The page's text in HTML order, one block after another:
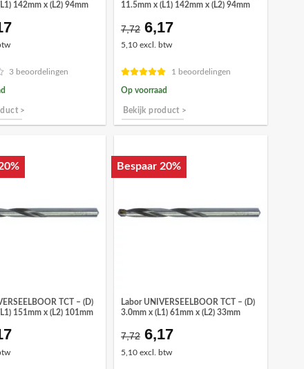
142mm x (L2) 94mm
Huidige
€6,17.
3 beoordelingen
>
11.5mm x (L1) 142mm x (L2) 94mm
7,72 Oorspronkelijke
prijs
€7,72.
6,17Huidige
€6,17.
5,10 excl. btw
1 beoordelingen
Op voorraad
Bekijk product >
TCT – (D)
151mm x (L2) 101mm
Huidige
Bespaar 20%
Labor UNIVERSEELBOOR TCT – (D)
3.0mm x (L1) 61mm x (L2) 33mm
7,72 Oorspronkelijke
prijs
6,17Huidige
5,10 excl. btw